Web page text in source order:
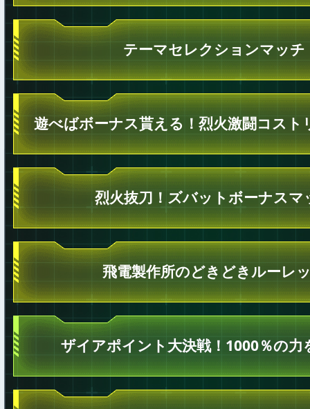
テーマセレクションマッチ
遊べばボーナス貰える！烈火激闘コスト
烈火抜刀！ズバットボーナスマ
飛電製作所のどきどきルーレ
ザイアポイント大決戦！1000％の力